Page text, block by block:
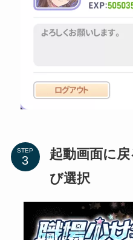
STEP
起動画面に
び選択